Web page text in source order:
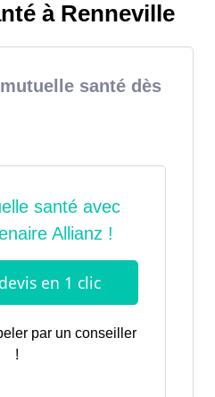
à Renneville
santé dès
par un conseiller
!